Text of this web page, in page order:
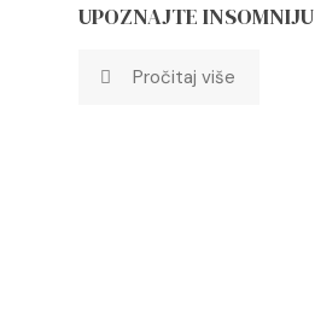
UPOZNAJTE INSOMNIJU
Pročitaj više